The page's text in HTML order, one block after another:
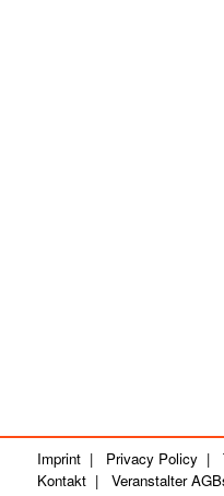
Imprint | Privacy Policy |
Kontakt | Veranstalter